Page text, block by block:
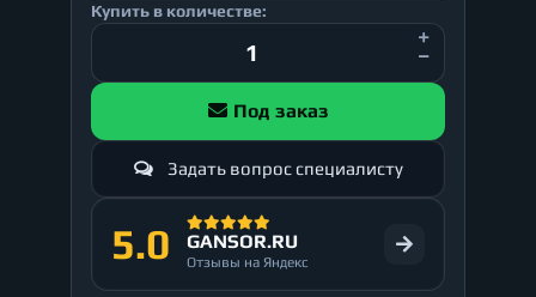
Купить в количестве:
Под заказ
Задать вопрос специалисту
5.0 GANSOR.RU
Отзывы на Яндекс